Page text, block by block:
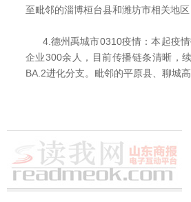
至毗邻的淄博桓台县和潍坊市相关地
4.德州禹城市0310疫情：本起疫情
企业300余人，目前传播链条清晰，
BA.2进化分支。毗邻的平原县、聊城